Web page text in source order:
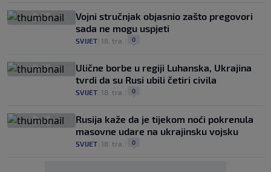
Vojni stručnjak objasnio zašto pregovori
sada ne mogu uspjeti
SVIJET 18. tra. 0
Ulične borbe u regiji Luhanska, Ukrajina
tvrdi da su Rusi ubili četiri civila
SVIJET 18. tra. 0
Rusija kaže da je tijekom noći pokrenula
masovne udare na ukrajinsku vojsku
SVIJET 18. tra. 0